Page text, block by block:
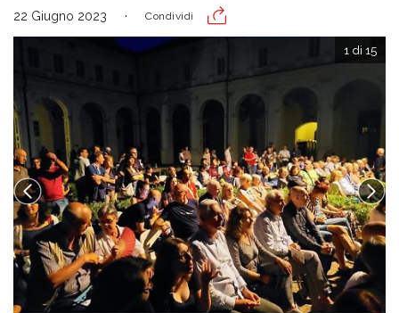
22 Giugno 2023 Condividi
1 di 15